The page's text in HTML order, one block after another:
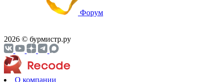
Форум
2026 © бурмистр.ру
О компании